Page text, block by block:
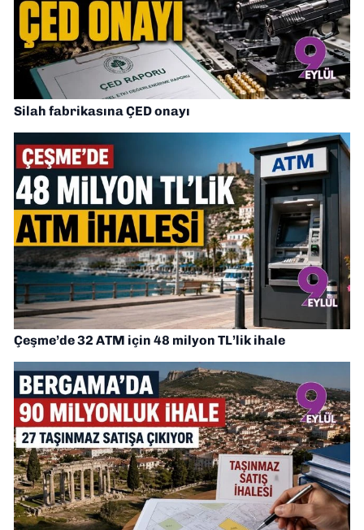
Silah fabrikasına ÇED onayı
Çeşme’de 32 ATM için 48 milyon TL’lik ihale